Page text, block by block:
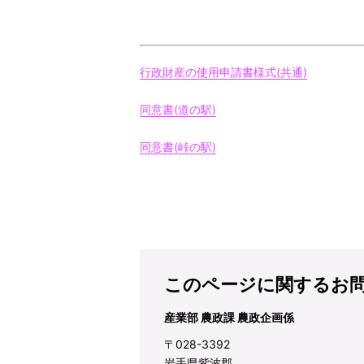
行政財産の使用申請書様式(共通)
同意書(道の駅)
同意書(峠の駅)
このページに関するお
産業部 農政課 農政企画係
〒028-3392